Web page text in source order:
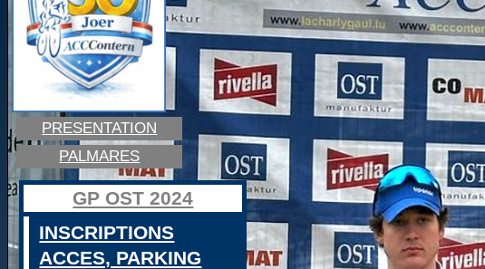
PRESENTATION
PALMARES
GP OST 2024
INSCRIPTIONS
ACCES, PARKING